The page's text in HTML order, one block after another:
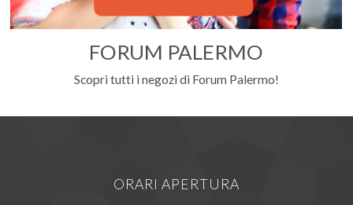
FORUM PALERMO
Scopri tutti i negozi di Forum Palermo!
ORARI APERTURA